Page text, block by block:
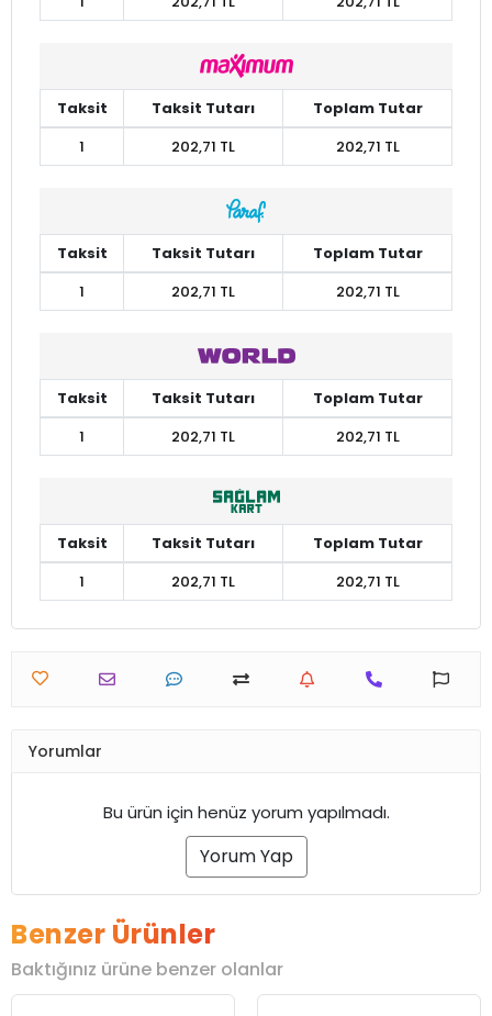
Taksit Taksit Tutarı
Toplam Tutar
1
202,71 TL 202,71 TL
Taksit Taksit Tutarı
Toplam Tutar
1
202,71 TL 202,71 TL
Taksit Taksit Tutarı
Toplam Tutar
1
202,71 TL 202,71 TL
Taksit Taksit Tutarı
Toplam Tutar
1
202,71 TL 202,71 TL
Yorumlar
Bu ürün için henüz yorum yapılmadı.
Yorum Yap
Benzer Ürünler
Baktığınız ürüne benzer olanlar